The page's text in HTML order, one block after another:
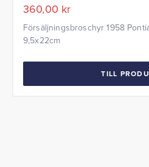
360,00 kr
Försäljningsbroschyr 1958
9,5x22cm
TILL